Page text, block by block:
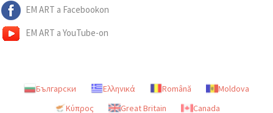
EM ART a Facebookon
EM ART a YouTube-on
Български Ελληνικά Română
Moldova
Κύπρος
Great Britain Canada